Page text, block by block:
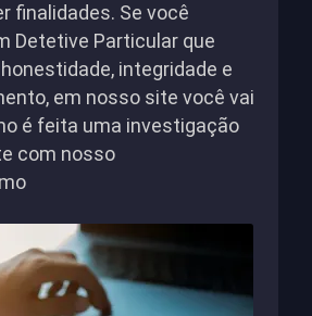
finalidades. Se você
Detetive Particular que
integridade e
em nosso site você vai
é feita uma investigação
com nosso